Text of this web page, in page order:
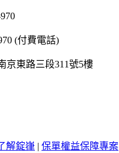
(付費電話)
京東路三段311號5樓
解錠嵂 | 保單權益保障專案